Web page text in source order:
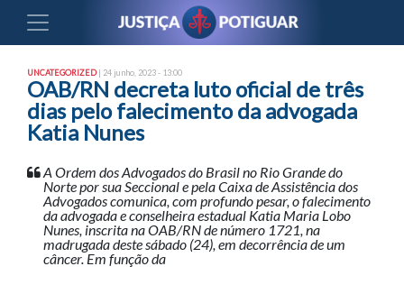
UNCATEGORIZED| 24 junho, 2023 - 13:00
OAB/RN decreta luto oficial de três
dias pelo falecimento da advogada
Katia Nunes
A Ordem dos Advogados do Brasil no Rio Grande do
Norte por sua Seccional e pela Caixa de Assistência dos
Advogados comunica, com profundo pesar, o falecimento
da advogada e conselheira estadual Katia Maria Lobo
Nunes, inscrita na OAB/RN de número 1721, na
madrugada deste sábado (24), em decorrência de um
câncer. Em função da